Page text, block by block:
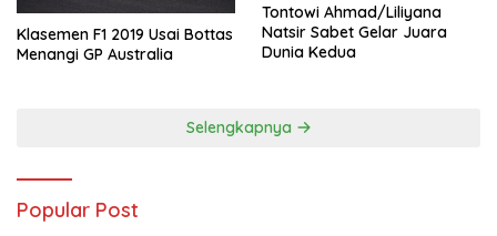
Klasemen F1 2019 Usai Bottas
Menangi GP Australia
Tontowi Ahmad/Liliyana
Natsir Sabet Gelar Juara
Dunia Kedua
Selengkapnya
Popular Post